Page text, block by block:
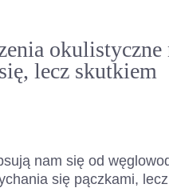
okulistyczne
lecz skutkiem
nam się od
się pączkami,